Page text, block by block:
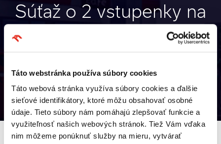
Táto webstránka používa súbory cookies
Táto webová stránka využíva súbory cookies a ďalšie
sieťové identifikátory, ktoré môžu obsahovať osobné
údaje. Tieto súbory nám pomáhajú zlepšovať funkcie a
využiteľnosť našich webových stránok. Tiež Vám vďaka
nim môžeme ponúknuť služby na mieru, vytvárať
Back to list
Súťaž o 2 vstupenky na
UEFA Champions
League
FacebookInstagramYoutubeTikTok